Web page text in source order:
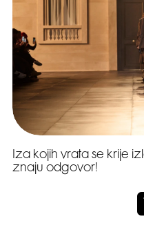
Iza kojih vrata se krije
znaju odgovor!